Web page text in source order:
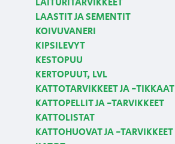
LAASTIT JA SEMENTIT
KOIVUVANERI
KIPSILEVYT
KESTOPUU
KERTOPUUT, LVL
KATTOTARVIKKEET JA -TIKKAAT
KATTOPELLIT JA -TARVIKKEET
KATTOLISTAT
KATTOHUOVAT JA -TARVIKKEET